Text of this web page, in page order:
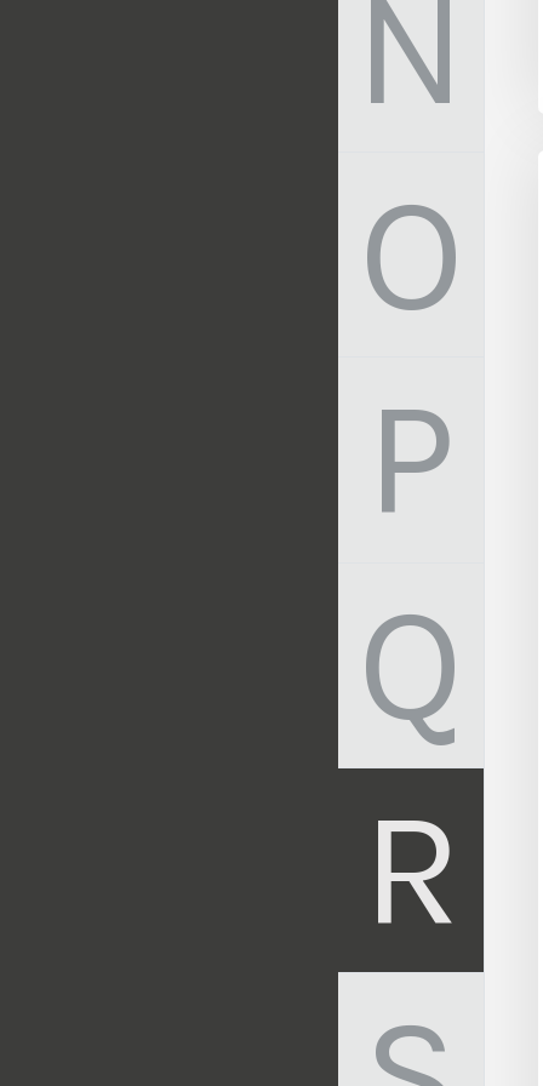
N
O
P
Q
R